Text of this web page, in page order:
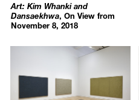
Art: Kim Whanki and
Dansaekhwa, On View from
November 8, 2018